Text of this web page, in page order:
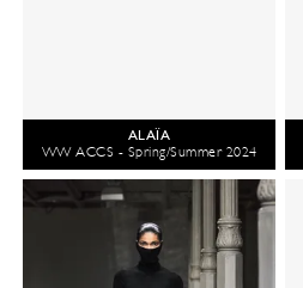
ALAÏA
WW ACCS - Spring/Summer 2024